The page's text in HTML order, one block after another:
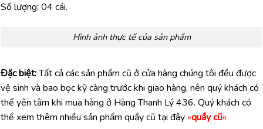
Số lượng: 04 cái.
Hình ảnh thực tế của sản phẩm
Đặc biệt:Tất cả các sản phẩm cũ ở cửa hàng chúng tôi đều được
vệ sinh và bao bọc kỹ càng trước khi giao hàng, nên quý khách có
thể yên tâm khi mua hàng ở Hàng Thanh Lý 436. Quý khách có
thể xem thêm nhiều sản phẩm quầy cũ tại đây »quầy cũ«